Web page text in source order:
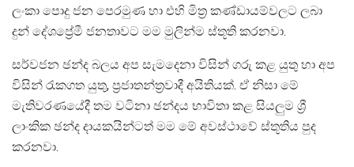
ලංකා පොදු ජන පෙරමුණ හා එහි මිත්‍ර කණ්ඩායම්වලට ලබා
දුන් දේශප්‍රේමී ජනතාවට මම මුලින්ම ස්තූති කරනවා.
සර්වජන ඡන්ද බලය අප සැමදෙනා විසින් ගරු කළ යුතු හා අප
විසින් ‍රැකගත යුතු, ප්‍රජාතන්ත්‍රවාදී අයිතියක්. ඒ නිසා මේ
මැතිවරණයේදී තම වටිනා ඡන්දය භාවිතා කළ සියලුම ශ්‍රී
ලාංකික ඡන්ද දායකයින්ටත් මම මේ අවස්ථාවේ ස්තූතිය පුද
කරනවා.